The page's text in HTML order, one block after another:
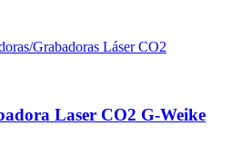
Grabadoras Láser CO2
Laser CO2 G-Weike